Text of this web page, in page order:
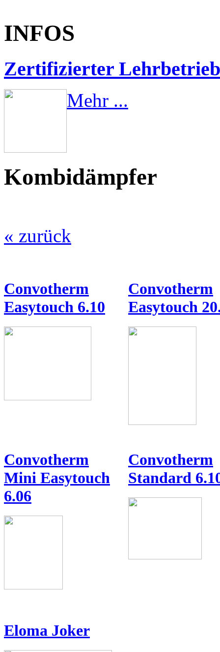
INFOS
Zertifizierter Lehrbetrieb
Mehr ...
Kombidämpfer
« zurück
Convotherm
Easytouch 6.10
Convotherm
Easytouch
Convotherm
Mini Easytouch
6.06
Convotherm
Standard
Eloma Joker